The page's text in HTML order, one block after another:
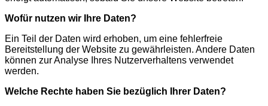
Wofür nutzen wir Ihre Daten?
Ein Teil der Daten wird erhoben, um eine fehlerfreie
Bereitstellung der Website zu gewährleisten. Andere Daten
können zur Analyse Ihres Nutzerverhaltens verwendet
werden.
Welche Rechte haben Sie bezüglich Ihrer Daten?